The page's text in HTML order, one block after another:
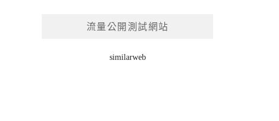
流量公開測試網站
similarweb